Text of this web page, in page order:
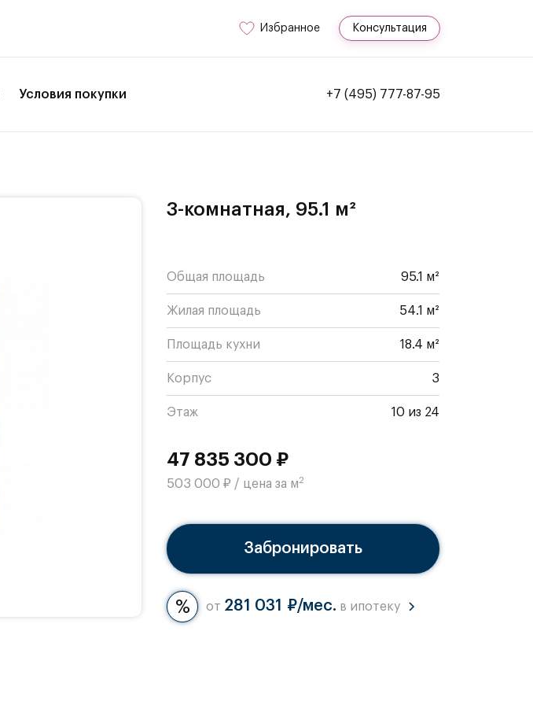
Избранное Консультация
Условия покупки +7 (495) 777-87-95
3-комнатная, 95.1 м²
Общая площадь 95.1 м²
Жилая площадь 54.1 м²
Площадь кухни 18.4 м²
Корпус 3
Этаж 10 из 24
47 835 300 ₽
503 000 ₽ / цена за м2
Забронировать
от 281 031 ₽/мес. в ипотеку